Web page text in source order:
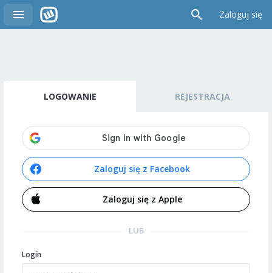
Zaloguj się
LOGOWANIE REJESTRACJA
Zaloguj się z Facebook
Zaloguj się z Apple
LUB
Login